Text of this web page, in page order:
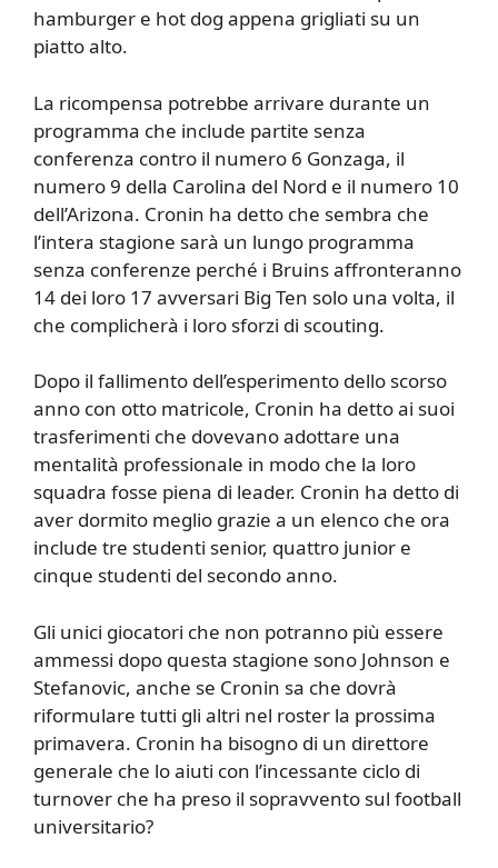
hamburger e hot dog appena grigliati su un
piatto alto.
La ricompensa potrebbe arrivare durante un
programma che include partite senza
conferenza contro il numero 6 Gonzaga, il
numero 9 della Carolina del Nord e il numero 10
dell’Arizona. Cronin ha detto che sembra che
l’intera stagione sarà un lungo programma
senza conferenze perché i Bruins affronteranno
14 dei loro 17 avversari Big Ten solo una volta, il
che complicherà i loro sforzi di scouting.
Dopo il fallimento dell’esperimento dello scorso
anno con otto matricole, Cronin ha detto ai suoi
trasferimenti che dovevano adottare una
mentalità professionale in modo che la loro
squadra fosse piena di leader. Cronin ha detto di
aver dormito meglio grazie a un elenco che ora
include tre studenti senior, quattro junior e
cinque studenti del secondo anno.
Gli unici giocatori che non potranno più essere
ammessi dopo questa stagione sono Johnson e
Stefanovic, anche se Cronin sa che dovrà
riformulare tutti gli altri nel roster la prossima
primavera. Cronin ha bisogno di un direttore
generale che lo aiuti con l’incessante ciclo di
turnover che ha preso il sopravvento sul football
universitario?